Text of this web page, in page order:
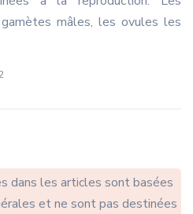
mâles, les ovules les
dans les articles sont basées
et ne sont pas destinées